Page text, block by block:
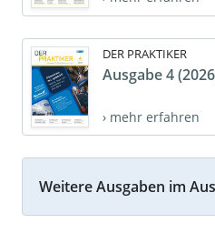
DER PRAKTIKER
Ausgabe 4
› mehr erfahren
Weitere Ausgaben im